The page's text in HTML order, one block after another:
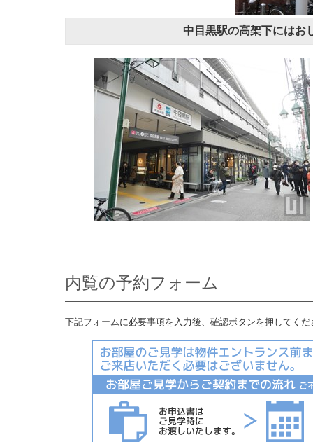
中目黒駅の高架下にはお
内覧の予約フォーム
下記フォームに必要事項を入力後、確認ボタンを押してく